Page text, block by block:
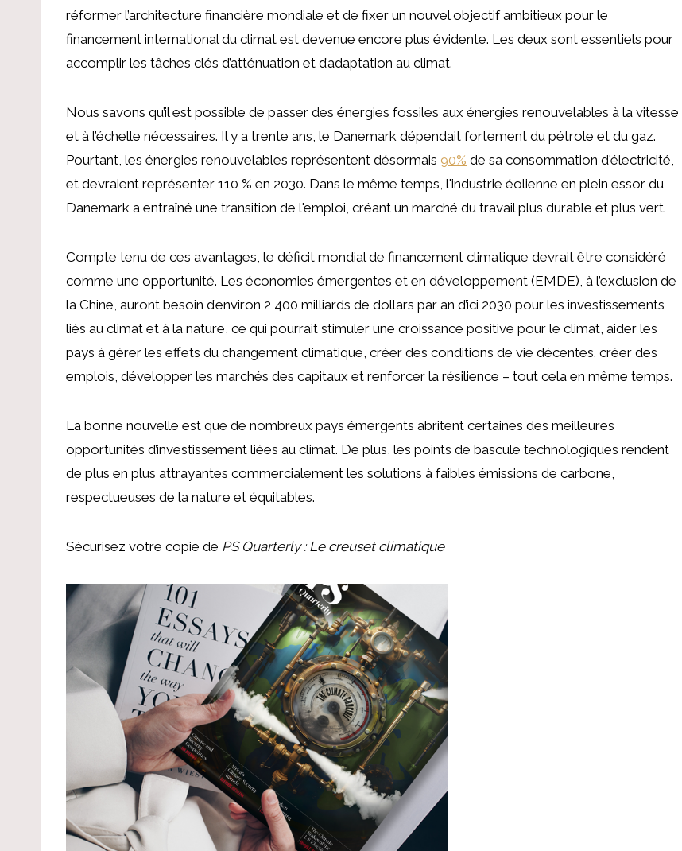
réformer l’architecture financière mondiale et de fixer un nouvel objectif ambitieux pour le
financement international du climat est devenue encore plus évidente. Les deux sont essentiels pour
accomplir les tâches clés d’atténuation et d’adaptation au climat.
Nous savons qu’il est possible de passer des énergies fossiles aux énergies renouvelables à la vitesse
et à l’échelle nécessaires. Il y a trente ans, le Danemark dépendait fortement du pétrole et du gaz.
Pourtant, les énergies renouvelables représentent désormais 90% de sa consommation d'électricité,
et devraient représenter 110 % en 2030. Dans le même temps, l'industrie éolienne en plein essor du
Danemark a entraîné une transition de l'emploi, créant un marché du travail plus durable et plus vert.
Compte tenu de ces avantages, le déficit mondial de financement climatique devrait être considéré
comme une opportunité. Les économies émergentes et en développement (EMDE), à l’exclusion de
la Chine, auront besoin d’environ 2 400 milliards de dollars par an d’ici 2030 pour les investissements
liés au climat et à la nature, ce qui pourrait stimuler une croissance positive pour le climat, aider les
pays à gérer les effets du changement climatique, créer des conditions de vie décentes. créer des
emplois, développer les marchés des capitaux et renforcer la résilience – tout cela en même temps.
La bonne nouvelle est que de nombreux pays émergents abritent certaines des meilleures
opportunités d’investissement liées au climat. De plus, les points de bascule technologiques rendent
de plus en plus attrayantes commercialement les solutions à faibles émissions de carbone,
respectueuses de la nature et équitables.
Sécurisez votre copie de PS Quarterly : Le creuset climatique